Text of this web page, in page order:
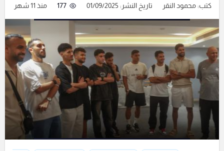
كتب:محمود النقر تاريخ النشر: 01/09/2025 177 منذ 11 شهر